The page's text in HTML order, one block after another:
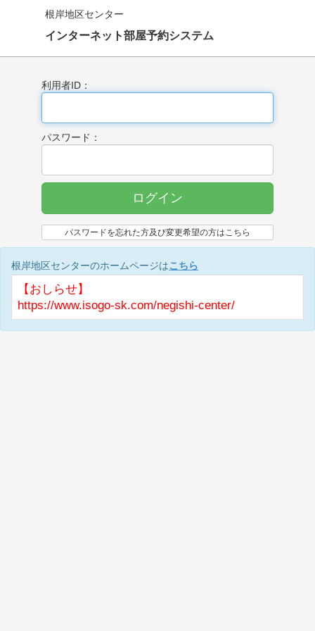
根岸地区センター
インターネット部屋予約システム
利用者ID：
パスワード：
ログイン
パスワードを忘れた方及び変更希望の方はこちら
根岸地区センターのホームページはこちら
【おしらせ】
https://www.isogo-sk.com/negishi-center/